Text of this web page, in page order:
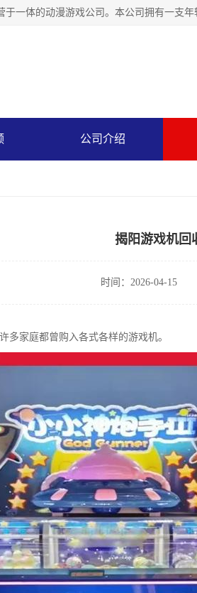
公司介绍
揭阳游戏机回
时间：2026-04-15
多家庭都曾购入各式各样的游戏机。